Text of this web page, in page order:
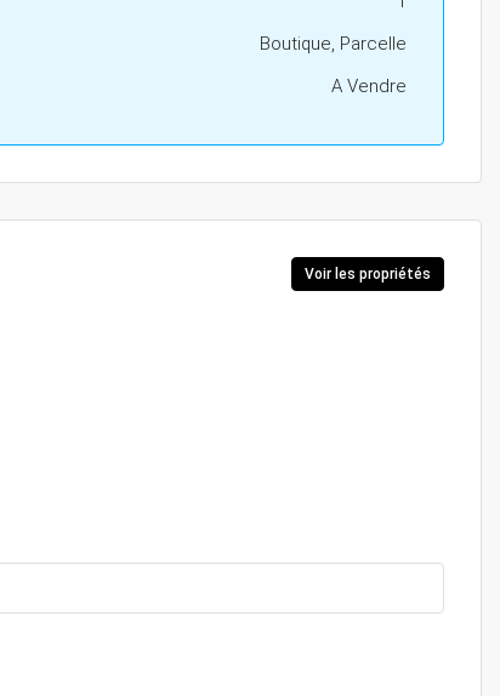
Boutique, Parcelle
A Vendre
Voir les propriétés